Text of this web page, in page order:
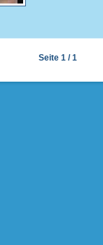
Seite 1 / 1